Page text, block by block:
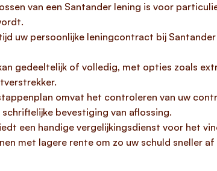
van een Santander lening is voor
uw persoonlijke leningcontract bij
gedeeltelijk of volledig, met opties zoals
omvat het controleren van uw
schriftelijke bevestiging van aflossing.
een handige vergelijkingsdienst voor het
met lagere rente om zo uw schuld sneller